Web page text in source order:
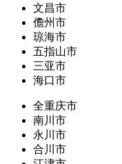
文昌市
儋州市
琼海市
五指山市
三亚市
海口市
全重庆市
南川市
永川市
合川市